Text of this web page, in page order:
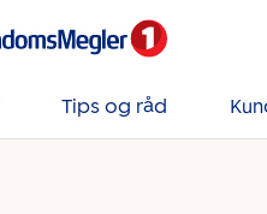
Tips og råd